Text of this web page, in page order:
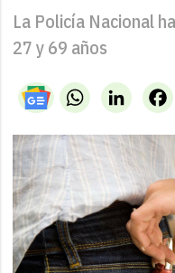
La Policía Nacional
27 y 69 años
WhatsAppLinkedIn